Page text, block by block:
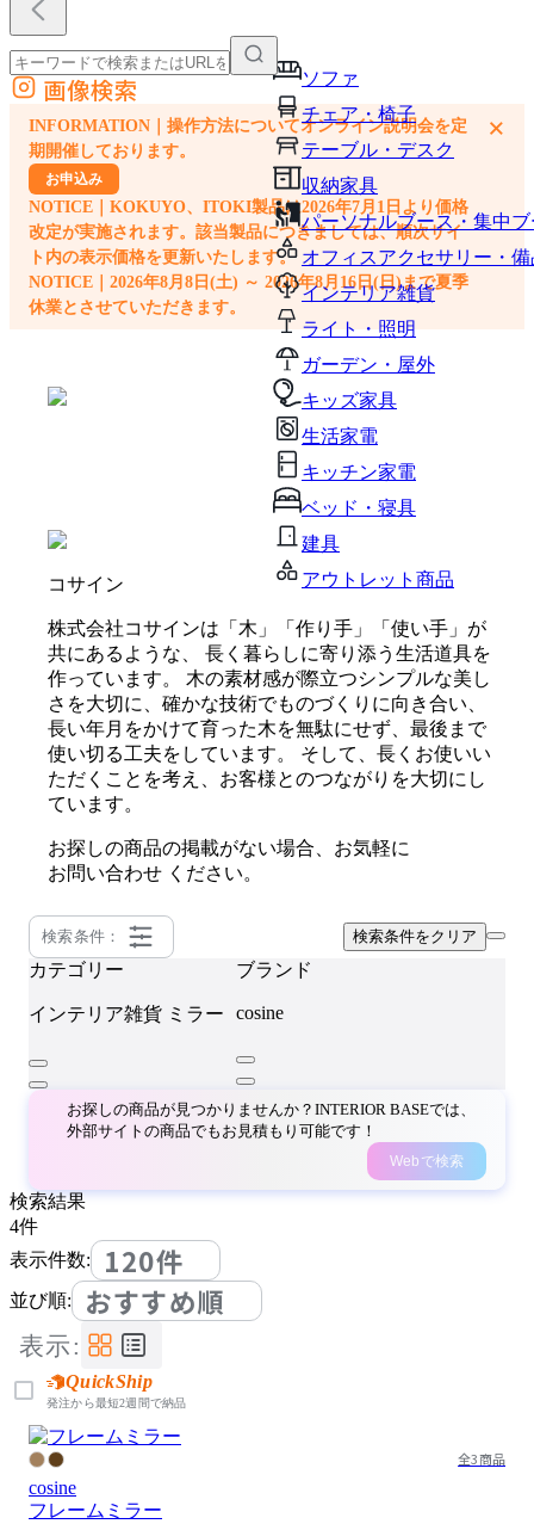
ソファ
チェア・椅子
テーブル・デスク
収納家具
パーソナルブース・集中
オフィスアクセサリー・備
インテリア雑貨
ライト・照明
ガーデン・屋外
キッズ家具
生活家電
キッチン家電
ベッド・寝具
建具
アウトレット商品
外部サイトの商品をカートに追加
他のサイトで見つけた商品ページのURLを貼り付けて、カートに追加できます
画像検索
INFORMATION｜操作方法についてオンライン説明会を定
期開催しております。
お申込み
NOTICE｜KOKUYO、ITOKI製品は2026年7月1日より価格
改定が実施されます。該当製品につきましては、順次サイ
ト内の表示価格を更新いたします。
NOTICE｜2026年8月8日(土) ～ 2026年8月16日(日)まで夏季
休業とさせていただきます。
×
コサイン
株式会社コサインは「木」「作り手」「使い手」が
共にあるような、 長く暮らしに寄り添う生活道具を
作っています。 木の素材感が際立つシンプルな美し
さを大切に、確かな技術でものづくりに向き合い、
長い年月をかけて育った木を無駄にせず、最後まで
使い切る工夫をしています。 そして、長くお使いい
ただくことを考え、お客様とのつながりを大切にし
ています。
お探しの商品の掲載がない場合、お気軽に
お問い合わせ ください。
検索条件： 検索条件をクリア
カテゴリー
インテリア雑貨 ミラー
ブランド
cosine
お探しの商品が見つかりませんか？INTERIOR BASEでは、
外部サイトの商品でもお見積もり可能です！
Webで検索
検索結果
4件
表示件数:
120件
並び順: おすすめ順
表示:
QuickShip
発注から最短2週間で納品
全3商品
cosine
フレームミラー